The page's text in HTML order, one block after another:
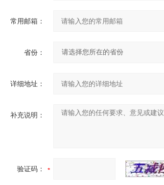
常用邮箱：
省份：
详细地址：
补充说明：
验证码：